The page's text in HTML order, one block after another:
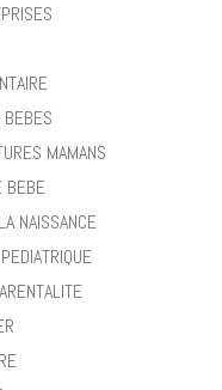
BEBES
MAMANS
BEBE
NAISSANCE